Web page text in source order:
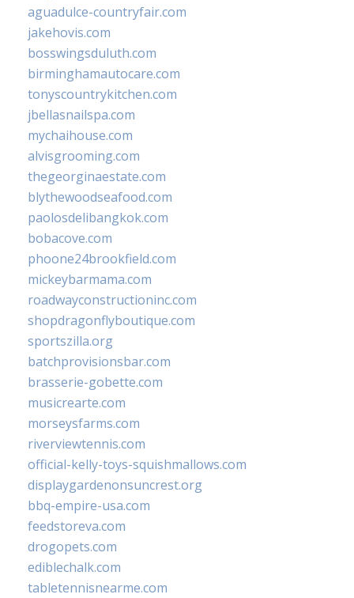
aguadulce-countryfair.com
jakehovis.com
bosswingsduluth.com
birminghamautocare.com
tonyscountrykitchen.com
jbellasnailspa.com
mychaihouse.com
alvisgrooming.com
thegeorginaestate.com
blythewoodseafood.com
paolosdelibangkok.com
bobacove.com
phoone24brookfield.com
mickeybarmama.com
roadwayconstructioninc.com
shopdragonflyboutique.com
sportszilla.org
batchprovisionsbar.com
brasserie-gobette.com
musicrearte.com
morseysfarms.com
riverviewtennis.com
official-kelly-toys-squishmallows.com
displaygardenonsuncrest.org
bbq-empire-usa.com
feedstoreva.com
drogopets.com
ediblechalk.com
tabletennisnearme.com